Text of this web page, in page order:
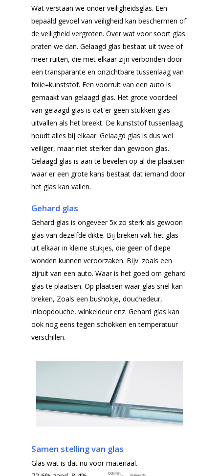
Wat verstaan we onder veiligheidsglas. Een
bepaald gevoel van veiligheid kan beschermen of
de veiligheid vergroten. Over wat voor soort glas
praten we dan. Gelaagd glas bestaat uit twee of
meer ruiten, die met elkaar zijn verbonden door
een transparante en onzichtbare tussenlaag van
folie=kunststof. Een voorruit van een auto is
gemaakt van gelaagd glas. Het grote voordeel
van gelaagd glas is dat er geen stukken glas
uitvallen als het breekt. De kunststof tussenlaag
houdt alles bij elkaar. Gelaagd glas is dus wel
veiliger, maar niet sterker dan gewoon glas.
Gelaagd glas is aan te bevelen op al die plaatsen
waar er een grote kans bestaat dat iemand door
het glas kan vallen.
Gehard glas
Gehard glas is ongeveer 5x zo sterk als gewoon
glas van dezelfde dikte. Bij breken valt het glas
uit elkaar in kleine stukjes, die geen of diepe
wonden kunnen veroorzaken. Bijv. zoals een
zijruit van een auto. Waar is het goed om gehard
glas te plaatsen. Op plaatsen waar glas snel kan
breken, Zoals een bushokje, douchedeur,
inloopdouche, winkeldeur enz. Gehard glas kan
ook nog eens tegen schokken en temperatuur
verschillen.
Samen stelling van glas
Glas wat is dat nu voor materiaal.